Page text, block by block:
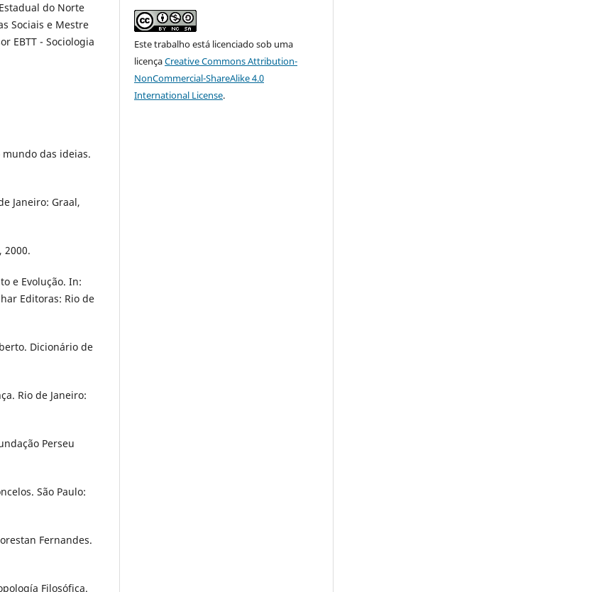
do Norte
Sociais e Mestre
EBTT - Sociologia
mundo das ideias.
Janeiro: Graal,
2000.
e Evolução. In:
Editoras: Rio de
Dicionário de
Rio de Janeiro:
Perseu
São Paulo:
Fernandes.
Filosófica.
Este trabalho está licenciado sob uma
licençaCreative Commons Attribution-
NonCommercial-ShareAlike 4.0
International License.